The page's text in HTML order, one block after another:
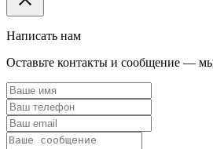
Написать нам
Оставьте контакты и сообщение —